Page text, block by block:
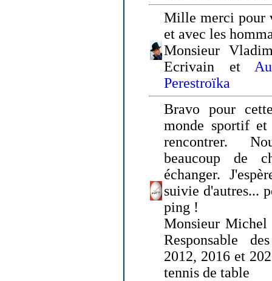
Mille merci pour
et avec les
Monsieur
Ecrivain et
Perestroïka
Bravo pour
monde sportif
rencontrer.
beaucoup de
échanger.
suivie d'autres...
ping !
Monsieur
Responsable
2012, 2016 et
tennis de table